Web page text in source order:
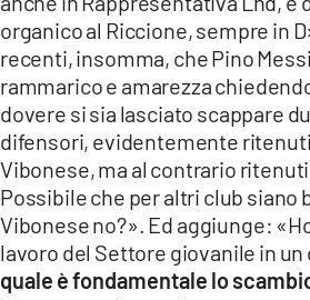
organico al Riccione, sempre in
recenti, insomma, che Pino
rammarico e amarezza
dovere si sia lasciato scappare
difensori, evidentemente ritenuti
Vibonese, ma al contrario
Possibile che per altri club siano
Vibonese no?». Ed aggiunge:
lavoro del Settore giovanile in
quale è fondamentale lo